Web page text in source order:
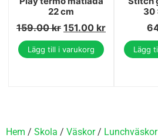
22 cm
159.00kr 151.00 kr
Lägg till i varukorg
30
Lägg
Hem / Skola / Väskor/ Lunchväskor